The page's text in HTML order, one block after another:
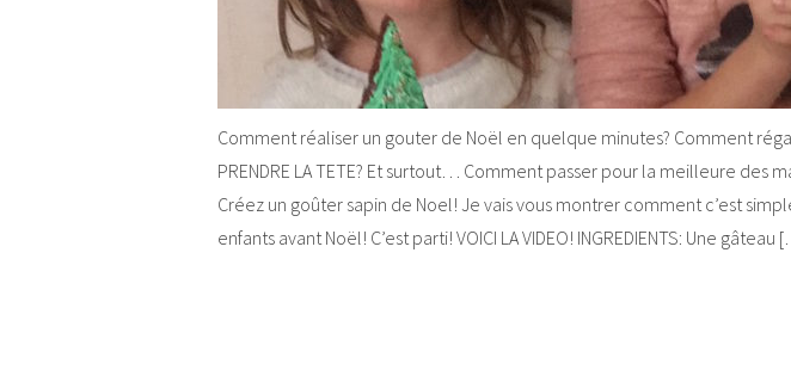
Comment réaliser un gouter de Noël en quelque minutes? Comment
PRENDRE LA TETE? Et surtout… Comment passer pour la meilleure des
Créez un goûter sapin de Noel! Je vais vous montrer comment c’est
enfants avant Noël! C’est parti! VOICI LA VIDEO! INGREDIENTS: Une gâteau